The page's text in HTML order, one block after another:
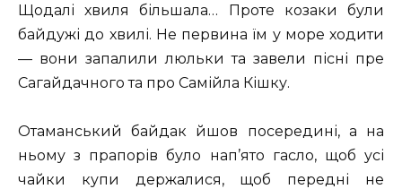
Щодалі хвиля більшала… Проте козаки були
байдужі до хвилі. Не первина їм у море ходити
— вони запалили люльки та завели пісні пре
Сагайдачного та про Самійла Кішку.
Отаманський байдак йшов посередині, а на
ньому з прапорів було нап’ято гасло, щоб усі
чайки купи держалися, щоб передні не